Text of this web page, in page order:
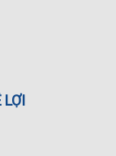
LỢI